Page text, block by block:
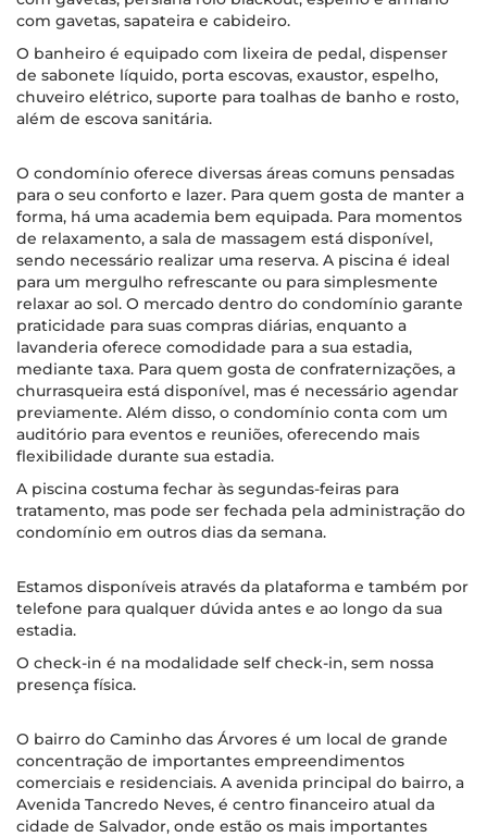
com gavetas, sapateira e cabideiro.
O banheiro é equipado com lixeira de pedal, dispenser
de sabonete líquido, porta escovas, exaustor, espelho,
chuveiro elétrico, suporte para toalhas de banho e rosto,
além de escova sanitária.
O condomínio oferece diversas áreas comuns pensadas
para o seu conforto e lazer. Para quem gosta de manter a
forma, há uma academia bem equipada. Para momentos
de relaxamento, a sala de massagem está disponível,
sendo necessário realizar uma reserva. A piscina é ideal
para um mergulho refrescante ou para simplesmente
relaxar ao sol. O mercado dentro do condomínio garante
praticidade para suas compras diárias, enquanto a
lavanderia oferece comodidade para a sua estadia,
mediante taxa. Para quem gosta de confraternizações, a
churrasqueira está disponível, mas é necessário agendar
previamente. Além disso, o condomínio conta com um
auditório para eventos e reuniões, oferecendo mais
flexibilidade durante sua estadia.
A piscina costuma fechar às segundas-feiras para
tratamento, mas pode ser fechada pela administração do
condomínio em outros dias da semana.
Estamos disponíveis através da plataforma e também por
telefone para qualquer dúvida antes e ao longo da sua
estadia.
O check-in é na modalidade self check-in, sem nossa
presença física.
O bairro do Caminho das Árvores é um local de grande
concentração de importantes empreendimentos
comerciais e residenciais. A avenida principal do bairro, a
Avenida Tancredo Neves, é centro financeiro atual da
cidade de Salvador, onde estão os mais importantes